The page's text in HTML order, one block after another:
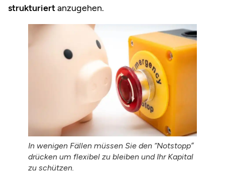
strukturiertanzugehen.
In wenigen Fällen müssen Sie den “Notstopp”
drücken um flexibel zu bleiben und Ihr Kapital
zu schützen.